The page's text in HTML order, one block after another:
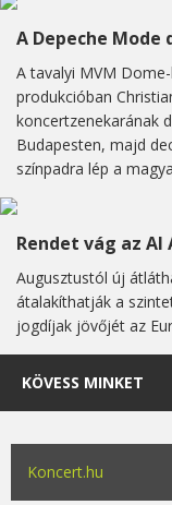
A Depeche
A tavalyi MVM
produkcióban
koncertzenekarának
Budapesten, majd
színpadra lép a
Rendet vág az AI
Augusztustól új
átalakíthatják a
jogdíjak jövőjét az
KÖVESS MINKET
Koncert.hu